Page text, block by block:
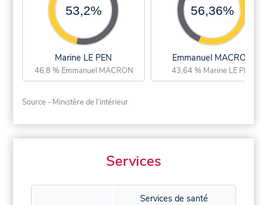
53,2%
Marine LE PEN
46,8 % Emmanuel MACRON
56,36%
Emmanuel MACRON
43,64 % Marine LE PEN
Source - Ministère de l'intérieur
Services
Services de santé